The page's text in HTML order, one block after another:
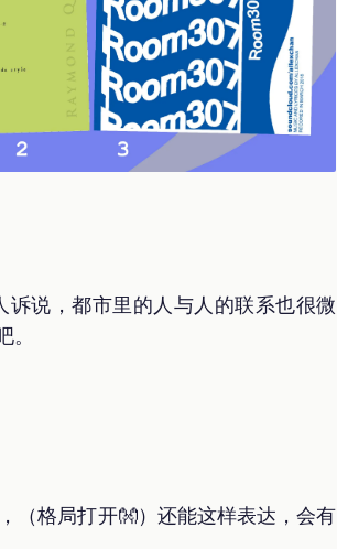
说，都市里的人与人的联系也很微
（格局打开👐）还能这样表达，会有